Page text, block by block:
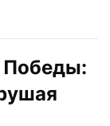
Победы: